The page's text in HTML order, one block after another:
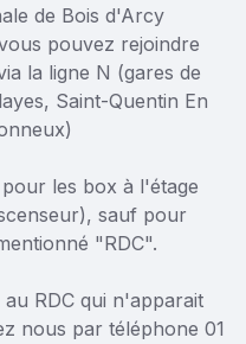
de Bois d'Arcy
pouvez rejoindre
la ligne N (gares de
Saint-Quentin En
les box à l'étage
sauf pour
"RDC".
RDC qui n'apparait
nous par téléphone 01